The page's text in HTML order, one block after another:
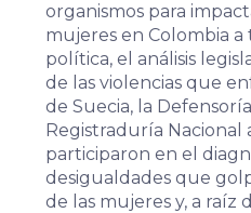
organismos para
mujeres en Colombia a
política, el análisis
de las violencias que
de Suecia, la
Registraduría
participaron en el
desigualdades que
de las mujeres y, a raíz